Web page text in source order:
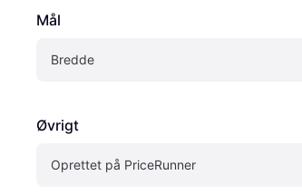
Mål
Bredde
Øvrigt
Oprettet på PriceRunner